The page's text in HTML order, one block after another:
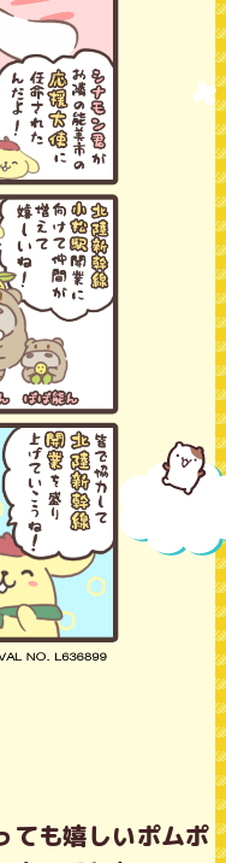
ても嬉しいポムポ